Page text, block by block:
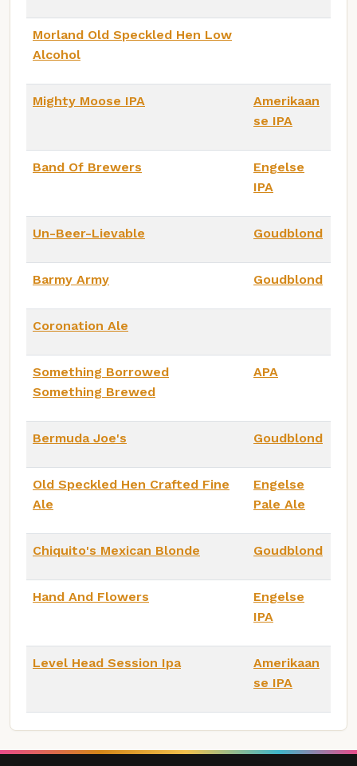
Morland Old Speckled Hen Low
Alcohol
Mighty Moose IPA
Amerikaan
se IPA
Band Of Brewers
Engelse
IPA
Un-Beer-Lievable Goudblond
Barmy Army Goudblond
Coronation Ale
Something Borrowed
Something Brewed
APA
Bermuda Joe's Goudblond
Old Speckled Hen Crafted Fine
Ale
Engelse
Pale Ale
Chiquito's Mexican Blonde Goudblond
Hand And Flowers
Engelse
IPA
Level Head Session Ipa
Amerikaan
se IPA